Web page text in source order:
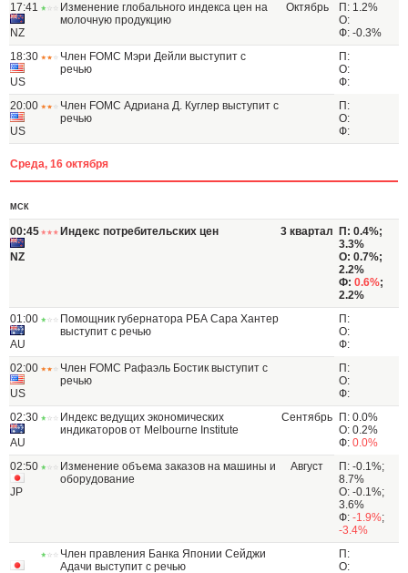
17:41
NZ
Изменение глобального индекса цен на
молочную продукцию
Октябрь
П: 1.2%
О:
Ф: -0.3%
18:30
US
Член FOMC Мэри Дейли выступит с
речью
П:
О:
Ф:
20:00
US
Член FOMC Адриана Д. Куглер выступит с
речью
П:
О:
Ф:
Среда, 16 октября
МСК
00:45
NZ
Индекс потребительских цен 3 квартал
П: 0.4%;
3.3%
О: 0.7%;
2.2%
Ф: 0.6%;
2.2%
01:00
AU
Помощник губернатора РБА Сара Хантер
выступит с речью
П:
О:
Ф:
02:00
US
Член FOMC Рафаэль Бостик выступит с
речью
П:
О:
Ф:
02:30
AU
Индекс ведущих экономических
индикаторов от Melbourne Institute
Сентябрь
П: 0.0%
О: 0.2%
Ф: 0.0%
02:50
JP
Изменение объема заказов на машины и
оборудование
Август
П: -0.1%;
8.7%
О: -0.1%;
3.6%
Ф: -1.9%;
-3.4%
Член правления Банка Японии Сейджи
Адачи выступит с речью
П:
О: